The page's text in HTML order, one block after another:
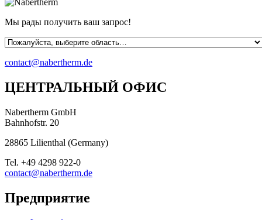
Мы рады получить ваш запрос!
contact@nabertherm.de
ЦЕНТРАЛЬНЫЙ ОФИС
Nabertherm GmbH
Bahnhofstr. 20
28865 Lilienthal (Germany)
Tel. +49 4298 922-0
contact@nabertherm.de
Предприятие